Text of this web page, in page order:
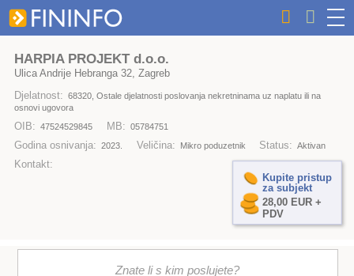
HARPIA PROJEKT d.o.o.
Ulica Andrije Hebranga 32, Zagreb
Djelatnost: 68320, Ostale djelatnosti poslovanja nekretninama uz naplatu ili na
osnovi ugovora
OIB: 47524529845 MB: 05784751
Godina osnivanja: 2023. Veličina: Mikro poduzetnik Status: Aktivan
Kontakt:
Kupite pristup
za subjekt
28,00 EUR +
PDV
Znate li s kim poslujete?